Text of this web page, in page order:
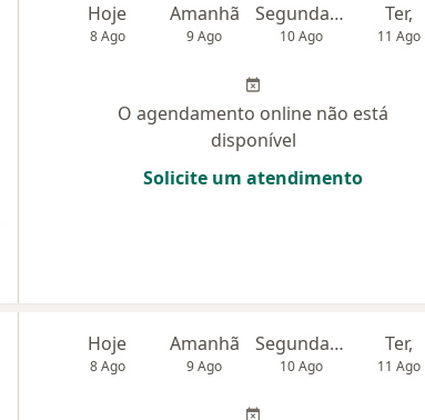
Hoje
8 Ago
Amanhã
9 Ago
Segunda-feira
10 Ago
Ter,
11 Ago
O agendamento online não está
disponível
Solicite um atendimento
Hoje
8 Ago
Amanhã
9 Ago
Segunda-feira
10 Ago
Ter,
11 Ago